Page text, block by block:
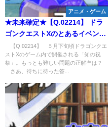
アニメ・ゲーム
★未来確定★【Q.02214】 ドラ
ゴンクエストXのとあるイベント
に関する問題
【Q.02214】 ５月下旬頃ドラゴンクエ
ストXのゲーム内で開催される「知の祝
祭」。もっとも難しい問題の正解率は？
さあ、待ちに待った答...